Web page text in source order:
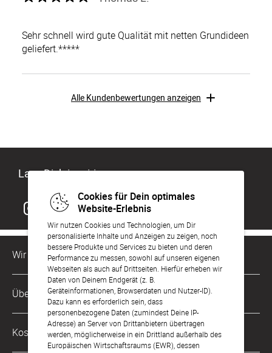
Cookies für Dein optimales
Website-Erlebnis
Wir nutzen Cookies und Technologien, um Dir
personalisierte Inhalte und Anzeigen zu zeigen, noch
bessere Produkte und Services zu bieten und deren
Performance zu messen, sowohl auf unseren eigenen
Webseiten als auch auf Drittseiten. Hierfür erheben wir
Daten von Deinem Endgerät (z. B.
Geräteinformationen, Browserdaten und Nutzer-ID).
Dazu kann es erforderlich sein, dass
personenbezogene Daten (zumindest Deine IP-
Adresse) an Server von Drittanbietern übertragen
werden, möglicherweise in ein Drittland außerhalb des
Europäischen Wirtschaftsraums (EWR), dessen
Sehr schnell wird gute Qualität mit netten Grundideen
geliefert.*****
Alle Kundenbewertungen anzeigen
Lass Dich inspirieren
Wir sind für Dich da
Kundenservice-Hotline
0221 956 725 10
Mo. - Fr. von 9 bis 17 Uhr
kontakt@sendmoments.de
Über Uns
Philosophie
Karriere
Kostenlose Services